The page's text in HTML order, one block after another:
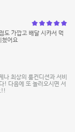
도 가깝고 배달 시캬서 먹
쳤어요
최상의 룸컨디션과 서비
! 다음에 또 놀러오시면 서
!!